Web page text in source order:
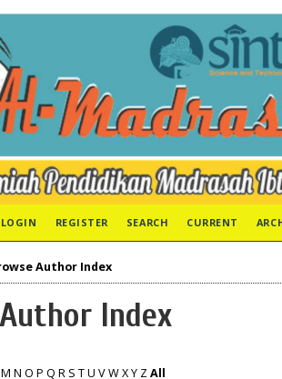
LOGIN REGISTER SEARCH CURRENT
Author Index
Index
M N O P Q R S TU VWXY ZAll